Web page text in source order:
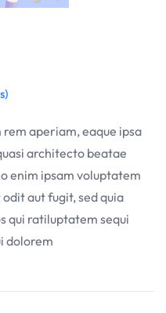
aperiam, eaque ipsa
architecto beatae
enim ipsam voluptatem
aut fugit, sed quia
qui ratiluptatem sequi
dolorem